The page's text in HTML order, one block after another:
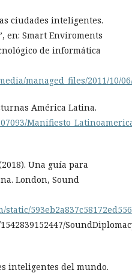
ciudades inteligentes.
en: Smart Enviroments
de informática
managed_files/2011/10/
América Latina.
Una guía para
London, Sound
inteligentes del mundo.